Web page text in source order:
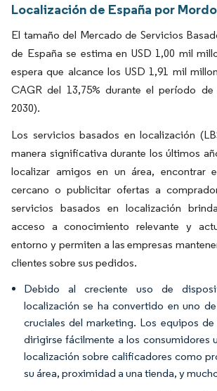
Localización de España por
El tamaño del Mercado de Servicios
de España se estima en USD 1,00 mil
espera que alcance los USD 1,91 mil
CAGR del 13,75% durante el período de
2030).
Los servicios basados en localización
manera significativa durante los últimos
localizar amigos en un área, encontrar
cercano o publicitar ofertas a
servicios basados en localización
acceso a conocimiento relevante y
entorno y permiten a las empresas
clientes sobre sus pedidos.
Debido al creciente uso de
localización se ha convertido en uno
cruciales del marketing. Los equipos
dirigirse fácilmente a los consumidores
localización sobre calificadores como
su área, proximidad a una tienda, y